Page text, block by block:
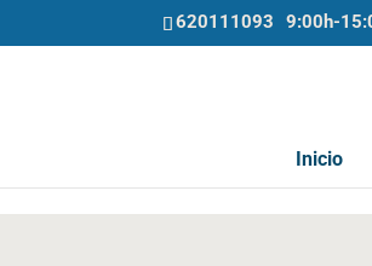
620111093
Inicio